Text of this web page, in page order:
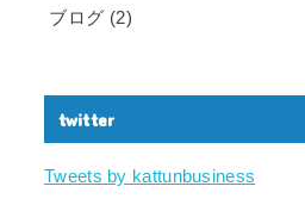
ブログ (2)
twitter
Tweets by kattunbusiness